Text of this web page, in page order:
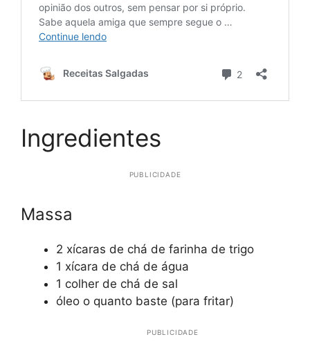
Ingredientes
PUBLICIDADE
Massa
2 xícaras de chá de farinha de trigo
1 xícara de chá de água
1 colher de chá de sal
óleo o quanto baste (para fritar)
PUBLICIDADE